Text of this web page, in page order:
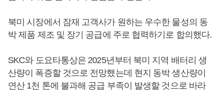
북미 시장에서 잠재 고객사가 원하는 우수한 물성의 동
박 제품 제조 및 장기 공급에 주로 협력하기로 합의했다.
SKC와 도요타통상은 2025년부터 북미 지역 배터리 생
산량이 폭증할 것으로 전망했는데 현지 동박 생산량이
연산 1천 톤에 불과해 공급 부족이 발생할 것으로 바라